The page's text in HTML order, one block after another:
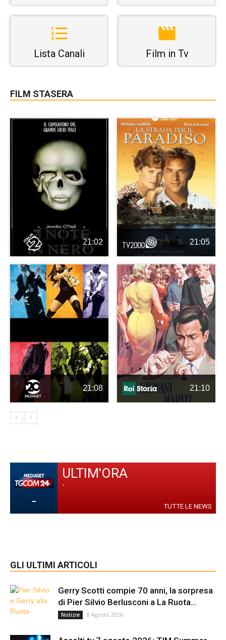
Lista Canali Film in Tv
FILM STASERA
21:02 21:05
21:08 21:10
-
ULTIM'ORA
-
TUTTE LE NEWS
GLI ULTIMI ARTICOLI
Gerry Scotti compie 70 anni, la sorpresa
di Pier Silvio Berlusconi a La Ruota...
Notizie 8 Agosto 2026